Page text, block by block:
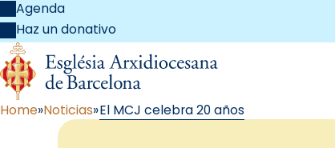
Agenda
Haz un donativo
Home Noticias El MCJ celebra 20 años